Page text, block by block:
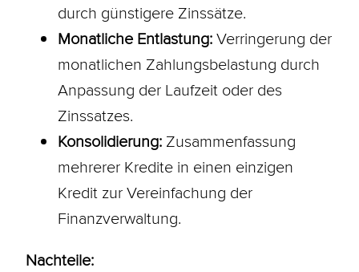
durch günstigere Zinssätze.
Monatliche Entlastung:Verringerung der
monatlichen Zahlungsbelastung durch
Anpassung der Laufzeitoder des
Zinssatzes.
Konsolidierung:Zusammenfassung
mehrerer Kredite in einen einzigen
Kredit zur Vereinfachung der
Finanzverwaltung.
Nachteile: